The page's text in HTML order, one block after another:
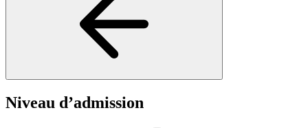
Niveau d’admission